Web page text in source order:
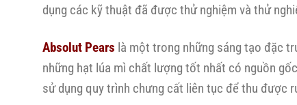
dụng các kỹ thuật đã được thử nghiệm và thử
Absolut Pears là một trong những sáng tạo đặc
những hạt lúa mì chất lượng tốt nhất có nguồn
sử dụng quy trình chưng cất liên tục để thu được